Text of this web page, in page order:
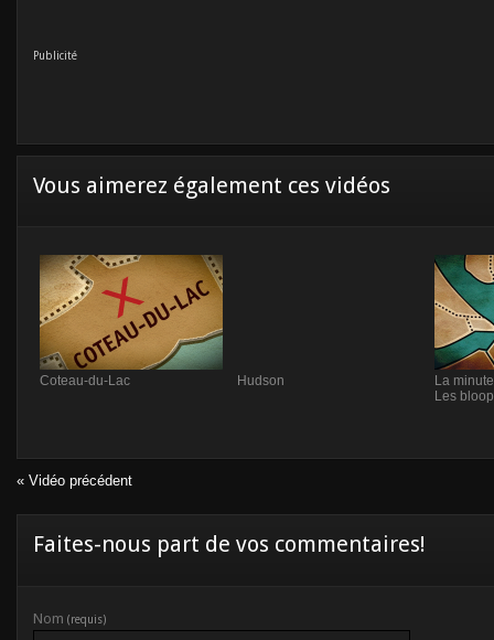
Publicité
Vous aimerez également ces vidéos
Coteau-du-Lac Hudson
La
Les
« Vidéo précédent
Faites-nous part de vos commentaires!
Nom (requis)